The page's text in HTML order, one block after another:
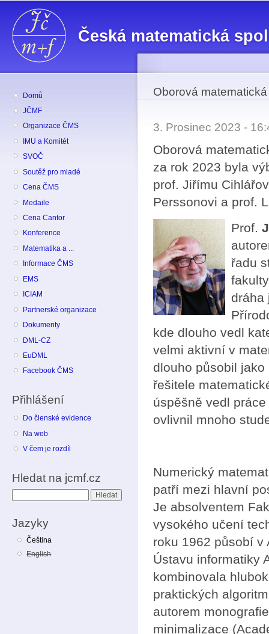
Česká matematická
Domů
JČMF
Organizace ČMS
IMU a Komitét
SVOČ
Soutěž pro mladé
Cena ČMS
Medaile
Cena Cantor
Konference
Matematika a ...
Informace ČMS
EMS
ICIAM
Partnerské organizace
Dokumenty
DML-CZ
EuDML
Facebook ČMS
Přihlášení
Do členské evidence
Na web
V čem je rozdíl
Hledat na jcmf.cz
Jazyky
Čeština
English
Oborová
3. Prosinec 2023 -
Oborová
za rok 2023 byla
prof. Jiřímu
Perssonovi a prof.
Prof.
řadu
dráha
kde dlouho vedl
velmi aktivní v
dlouho působil
řešitele
úspěšně vedl
ovlivnil mnoho
Numerický
patří mezi hlavní
Je absolventem
vysokého učení
roku 1962 působí v
Ústavu informatiky
kombinovala
praktických
autorem
minimalizace